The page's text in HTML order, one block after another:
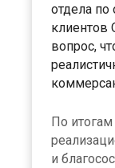
отдела
клиентов
вопрос,
По
и